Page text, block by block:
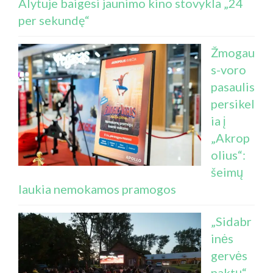
Alytuje baigėsi jaunimo kino stovykla „24
per sekundę“
Žmogau
s-voro
pasaulis
persikel
ia į
„Akrop
olius“:
šeimų
laukia nemokamos pramogos
„Sidabr
inės
gervės